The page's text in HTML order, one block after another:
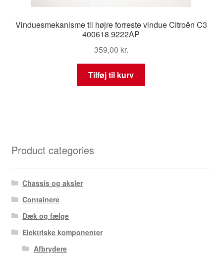
Vinduesmekanisme til højre forreste vindue Citroën C3
400618 9222AP
359,00 kr.
Tilføj til kurv
Product categories
Chassis og aksler
Containere
Dæk og fælge
Elektriske komponenter
Afbrydere